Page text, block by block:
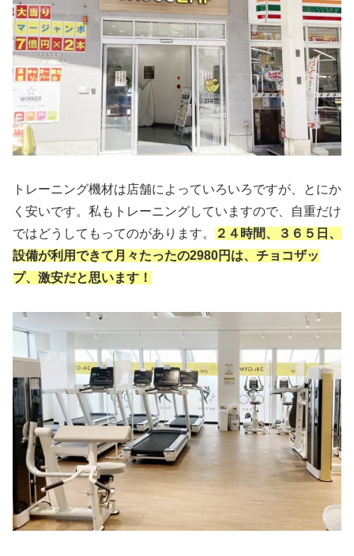
トレーニング機材は店舗によっていろいろですが、とにか
く安いです。私もトレーニングしていますので、自重だけ
ではどうしてもってのがあります。
２４時間、３６５日、
設備が利用できて月々たったの2980円は、チョコザッ
プ、激安だと思います！